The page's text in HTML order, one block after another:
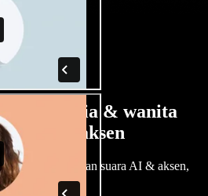
suara pria & wanita
berbagai aksen
beda. Pilih ratusan suara AI & aksen,